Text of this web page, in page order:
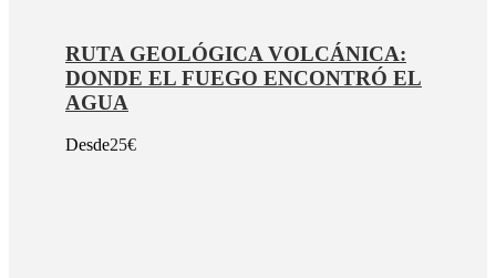
RUTA GEOLÓGICA VOLCÁNICA:
DONDE EL FUEGO ENCONTRÓ EL
AGUA
Desde25€